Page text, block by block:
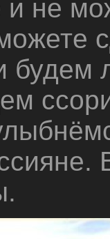
не
будем